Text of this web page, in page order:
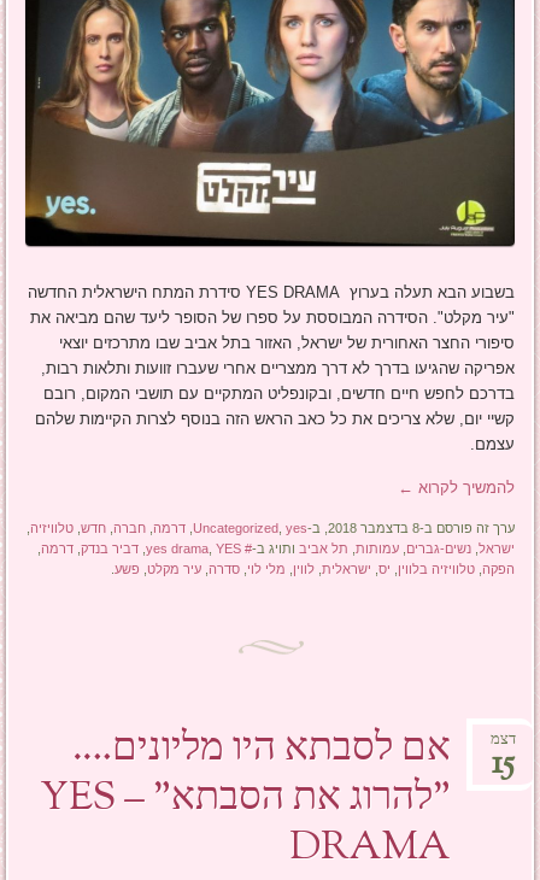
בשבוע הבא תעלה בערוץ YES DRAMA סידרת המתח הישראלית החדשה
"עיר מקלט". הסידרה המבוססת על ספרו של הסופר ליעד שהם מביאה את
סיפורי החצר האחורית של ישראל, האזור בתל אביב שבו מתרכזים יוצאי
אפריקה שהגיעו בדרך לא דרך ממצריים אחרי שעברו זוועות ותלאות רבות,
בדרכם לחפש חיים חדשים, ובקונפליט המתקיים עם תושבי המקום, רובם
קשיי יום, שלא צריכים את כל כאב הראש הזה בנוסף לצרות הקיימות שלהם
עצמם.
להמשיך לקרוא ←
ערך זה פורסם ב-8 בדצמבר 2018, ב- Uncategorized, yes
,דרמה ,חברה ,חדש ,טלוויזיה
ישראל ,נשים-גברים ,עמותות תל אביב ותויג ב-# yes drama
, YES
,דביר בנדק ,דרמה
הפקה ,טלוויזיה בלווין יס ישראלית ,לווין מלי לוי ,סדרה ,עיר מקלט פשע
אם לסבתא היו מליונים….
"להרוג את הסבתא" – YES
DRAMA
דצמ
15